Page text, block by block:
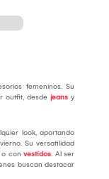
femeninos. Su
outfit, desdejeans y
look, aportando
Su versatilidad
o convestidos. Al ser
buscan destacar